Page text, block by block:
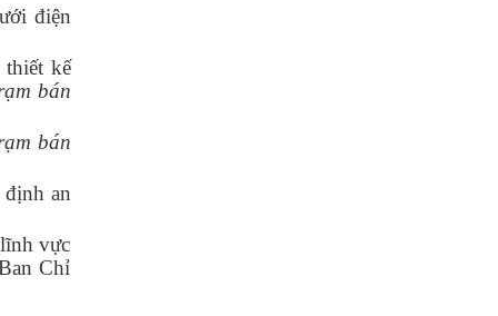
điện
kế
bán
bán
an
vực
Chỉ